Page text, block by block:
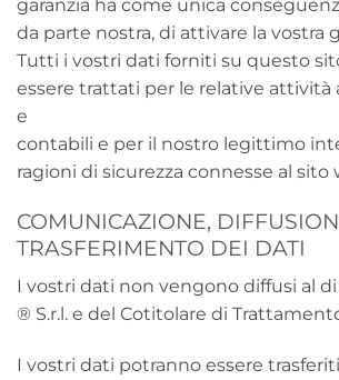
garanzia ha come unica
da parte nostra, di attivare la vostra
Tutti i vostri dati forniti su questo
essere trattati per le relative attività
e
contabili e per il nostro legittimo
ragioni di sicurezza connesse al sito
COMUNICAZIONE,
TRASFERIMENTO DEI DATI
I vostri dati non vengono diffusi al di
® S.r.l. e del Cotitolare di
I vostri dati potranno essere